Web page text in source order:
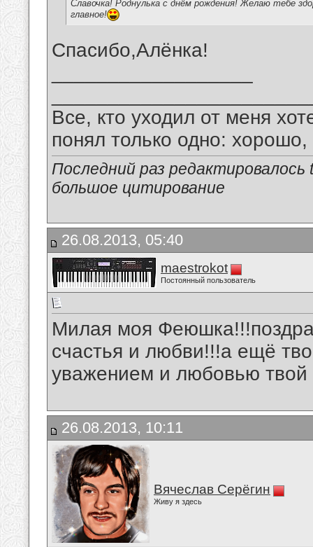
Славочка! Роднулька с днём рождения! Желаю тебе
главное!
Спасибо,Алёнка!
Все, кто уходил от меня
понял только одно:
Последний раз
большое цитирование
26.08.2013, 05:40
maestrokot
Постоянный пользователь
Милая моя
счастья и любви!!!а ещё
уважением и любовью твой
26.08.2013, 10:11
Вячеслав Серёгин
Живу я здесь